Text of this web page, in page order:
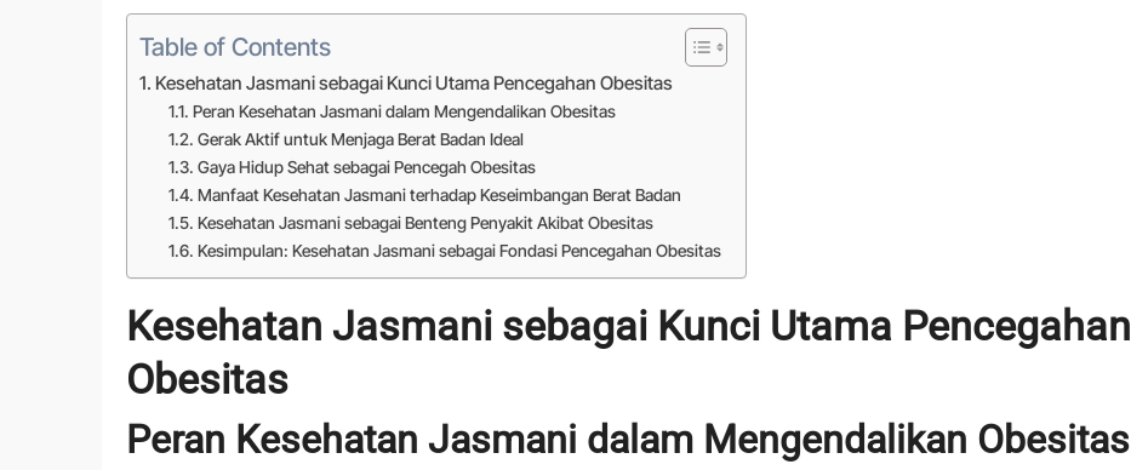
Table of Contents
Kesehatan Jasmani sebagai Kunci Utama Pencegahan Obesitas
Peran Kesehatan Jasmani dalam Mengendalikan Obesitas
Gerak Aktif untuk Menjaga Berat Badan Ideal
Gaya Hidup Sehat sebagai Pencegah Obesitas
Manfaat Kesehatan Jasmani terhadap Keseimbangan Berat Badan
Kesehatan Jasmani sebagai Benteng Penyakit Akibat Obesitas
Kesimpulan: Kesehatan Jasmani sebagai Fondasi Pencegahan Obesitas
Kesehatan Jasmani sebagai Kunci Utama Pencegahan
Obesitas
Peran Kesehatan Jasmani dalam Mengendalikan Obesitas